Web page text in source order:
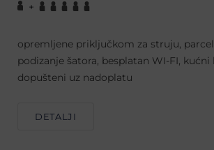
+
opremljene priključkom za struju,
podizanje šatora, besplatan WI-FI,
dopušteni uz nadoplatu
DETALJI